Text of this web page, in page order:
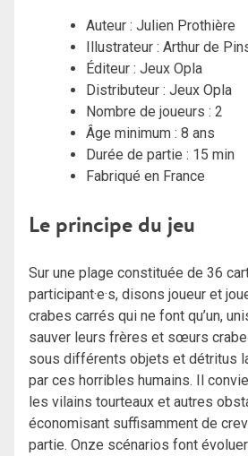
Auteur : Julien Prothière
Illustrateur : Arthur de
Éditeur : Jeux Opla
Distributeur : Jeux Opla
Nombre de joueurs : 2
Âge minimum : 8 ans
Durée de partie : 15 min
Fabriqué en France
Le principe du jeu
Sur une plage constituée de 36
participant·e·s, disons joueur et
crabes carrés qui ne font qu’un,
sauver leurs frères et sœurs
sous différents objets et détritus
par ces horribles humains. Il
les vilains tourteaux et autres
économisant suffisamment de
partie. Onze scénarios font